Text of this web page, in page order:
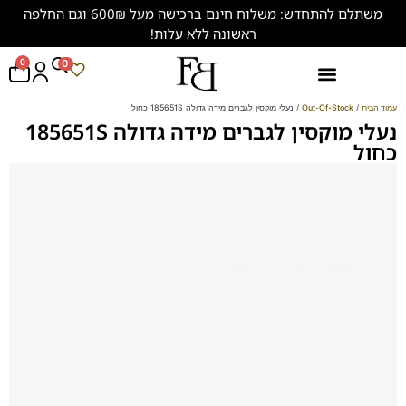
משתלם להתחדש: משלוח חינם ברכישה מעל 600₪ וגם החלפה
ראשונה ללא עלות!
0 0
עמוד הבית /
Out-Of-Stock / נעלי מוקסין לגברים מידה גדולה 185651S כחול
נעלי מוקסין לגברים מידה גדולה 185651S
כחול